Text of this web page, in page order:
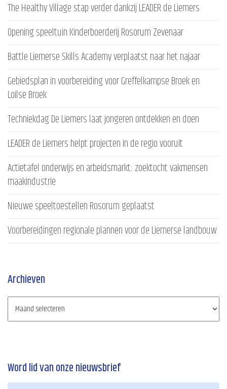
The Healthy Village stap verder dankzij LEADER de Liemers
Opening speeltuin Kinderboerderij Rosorum Zevenaar
Battle Liemerse Skills Academy verplaatst naar het najaar
Gebiedsplan in voorbereiding voor Greffelkampse Broek en
Loilse Broek
Techniekdag De Liemers laat jongeren ontdekken en doen
LEADER de Liemers helpt projecten in de regio vooruit
Actietafel onderwijs en arbeidsmarkt: zoektocht vakmensen
maakindustrie
Nieuwe speeltoestellen Rosorum geplaatst
Voorbereidingen regionale plannen voor de Liemerse landbouw
Archieven
Word lid van onze nieuwsbrief